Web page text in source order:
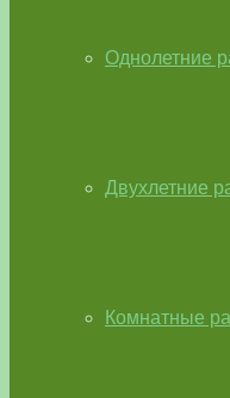
Однолетние
Двухлетние
Комнатные